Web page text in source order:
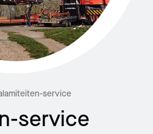
service
service